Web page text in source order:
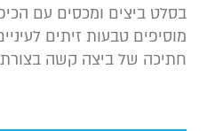
בסלט ביצים ומכסים עם הכיפה.
מוסיפים טבעות זיתים
חתיכה של ביצה קשה בצורת